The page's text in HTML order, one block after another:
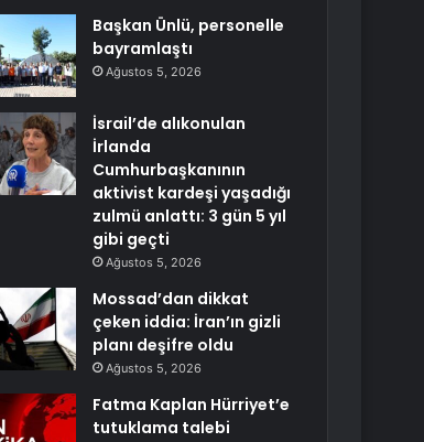
Başkan Ünlü, personelle
bayramlaştı
Ağustos 5, 2026
İsrail’de alıkonulan
İrlanda
Cumhurbaşkanının
aktivist kardeşi yaşadığı
zulmü anlattı: 3 gün 5 yıl
gibi geçti
Ağustos 5, 2026
Mossad’dan dikkat
çeken iddia: İran’ın gizli
planı deşifre oldu
Ağustos 5, 2026
Fatma Kaplan Hürriyet’e
tutuklama talebi